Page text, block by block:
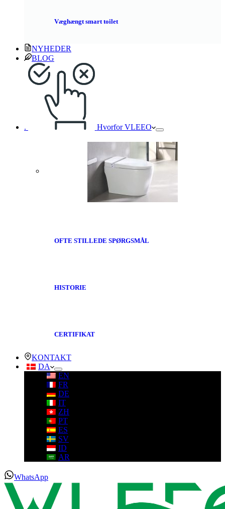
Væghængt smart toilet
NYHEDER
BLOG
. Hvorfor VLEEO
OFTE STILLEDE SPØRGSMÅL
HISTORIE
CERTIFIKAT
KONTAKT
DA
EN
FR
DE
IT
ZH
PT
ES
SV
ID
AR
WhatsApp